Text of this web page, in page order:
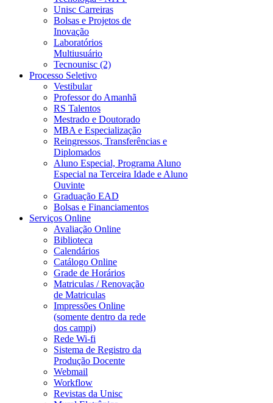
Unisc Carreiras
Bolsas e Projetos de
Inovação
Laboratórios
Multiusuário
Tecnounisc (2)
Processo Seletivo
Vestibular
Professor do Amanhã
RS Talentos
Mestrado e Doutorado
MBA e Especialização
Reingressos, Transferências e
Diplomados
Aluno Especial, Programa Aluno
Especial na Terceira Idade e Aluno
Ouvinte
Graduação EAD
Bolsas e Financiamentos
Serviços Online
Avaliação Online
Biblioteca
Calendários
Catálogo Online
Grade de Horários
Matriculas / Renovação
de Matriculas
Impressões Online
(somente dentro da rede
dos campi)
Rede Wi-fi
Sistema de Registro da
Produção Docente
Webmail
Workflow
Revistas da Unisc